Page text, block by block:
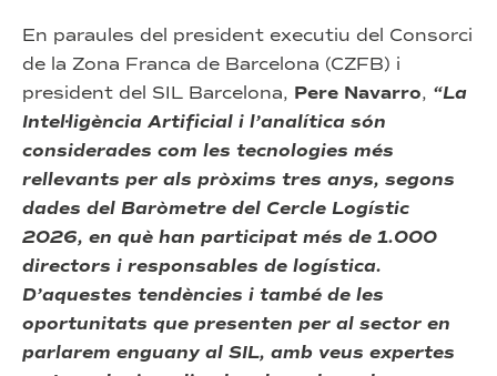
En paraules del president executiu del Consorci
de la Zona Franca de Barcelona (CZFB) i
president del SIL Barcelona, Pere Navarro, “La
Intel·ligència Artificial i l’analítica són
considerades com les tecnologies més
rellevants per als pròxims tres anys, segons
dades del Baròmetre del Cercle Logístic
2026, en què han participat més de 1.000
directors i responsables de logística.
D’aquestes tendències i també de les
oportunitats que presenten per al sector en
parlarem enguany al SIL, amb veus expertes